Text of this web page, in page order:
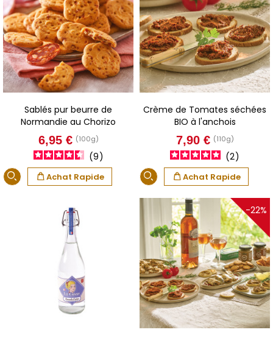
Sablés pur beurre de
Normandie au Chorizo
Prix
6,95 € (100g)
Achat Rapide
9
Crème de Tomates séchées
BIO à l'anchois
Prix
7,90 € (110g)
Achat Rapide
2
-22%